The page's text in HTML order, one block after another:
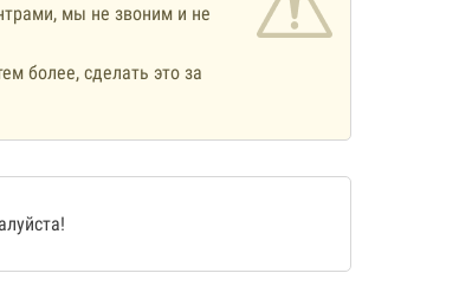
мы не звоним и не
более, сделать это за